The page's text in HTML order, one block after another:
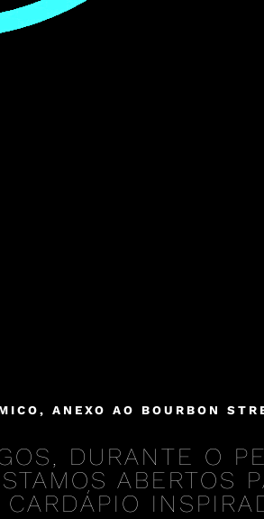
ANEXO AO BOURBON
DURANTE O
ABERTOS